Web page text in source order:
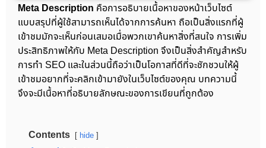
Meta Description คือการอธิบายเนื้อหาของหน้าเว็บไซต์
แบบสรุปที่ผู้ใช้สามารถเห็นได้จากการค้นหา ถือเป็นสิ่งแรกที่ผู้
เข้าชมมักจะเห็นก่อนเสมอเมื่อพวกเขาค้นหาสิ่งที่สนใจ การเพิ่ม
ประสิทธิภาพให้กับ Meta Description จึงเป็นสิ่งสำคัญสำหรับ
การทำ SEO และในส่วนนี้ถือว่าเป็นโอกาสที่ดีที่จะชักชวนให้ผู้
เข้าชมอยากที่จะคลิกเข้ามายังในเว็บไซต์ของคุณ บทความนี้
จึงจะมีเนื้อหาที่อธิบายลักษณะของการเขียนที่ถูกต้อง
Contents hide